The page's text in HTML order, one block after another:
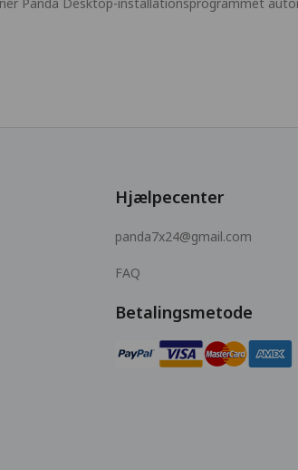
Hjælpecenter
panda7x24@gmail.com
FAQ
Betalingsmetode